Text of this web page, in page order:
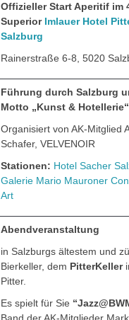
Offizieller Start Aperitif im
Superior Imlauer Hotel
Salzburg
Rainerstraße 6-8, 5020
Führung durch Salzburg
Motto „Kunst & Hotellerie“
Organisiert von AK-Mitglied
Schafer, VELVENOIR
Stationen: Hotel Sacher
Galerie Mario Mauroner
Art
Abendveranstaltung
in Salzburgs ältestem und
Bierkeller, dem PitterKeller
Pitter.
Es spielt für Sie